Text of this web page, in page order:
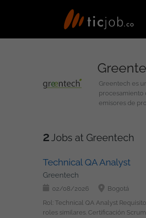
Greentech es
procesamiento
emisores de productos asociados a la
escalables y
transacciones
2Jobs at Greentech
Technical QA Analyst
Greentech
02/08/2026
Bogotá
Rol: Technical QA Analyst Requisitos: Tecnólogo o Ingeniero de Sistemas, Informática o áreas relacionadas. De dos (2) a cinco (5) años de experiencia en QA, Pruebas Técnicas Funcionales o
roles similares. Certificación Scrum Fundamental (es un plus). Certificación de ISTQB Foundation Level (es un plus). Herramientas de Conocimiento: Base de Datos Oracle (Oracle). Lenguaje